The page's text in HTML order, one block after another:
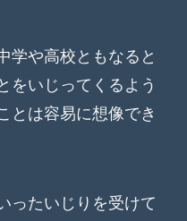
学や高校ともなると
をいじってくるよう
とは容易に想像でき
ったいじりを受けて